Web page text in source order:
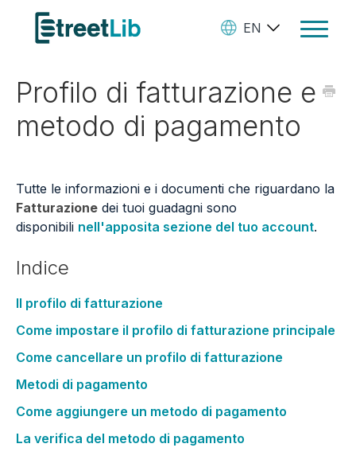
Toggle
Ebooks
Audiobooks
Create Your Books
Manage Your Account and
Contact
EN
Profilo di fatturazione e
metodo di pagamento
Tutte le informazioni e i documenti che riguardano la
Fatturazione dei tuoi guadagni sono
disponibili nell'apposita sezione del tuo account.
Indice
Il profilo di fatturazione
Come impostare il profilo di fatturazione principale
Come cancellare un profilo di fatturazione
Metodi di pagamento
Come aggiungere un metodo di pagamento
La verifica del metodo di pagamento